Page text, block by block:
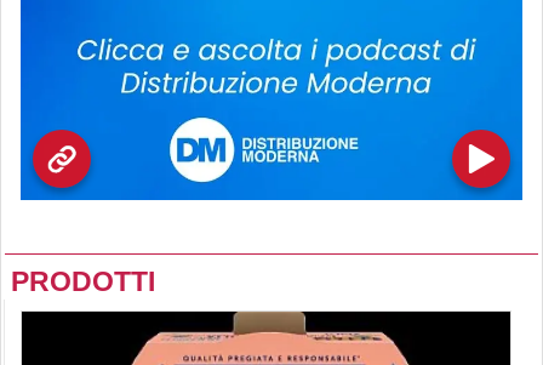
PRODOTTI